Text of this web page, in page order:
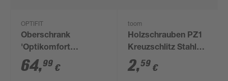
OPTIFIT
Oberschrank
'Optikomfort
Bengt932' weiß 45 x
70,4 x 34,9 cm
64,99 €
toom
Holzschrauben PZ1
Kreuzschlitz Stahl
verzinkt 3 x 12 mm 34
Stück
2,59 €